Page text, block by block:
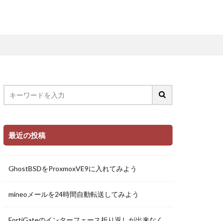
最近の投稿
GhostBSDをProxmoxVE9に入れてみよう
mineoメールを24時間自動転送してみよう